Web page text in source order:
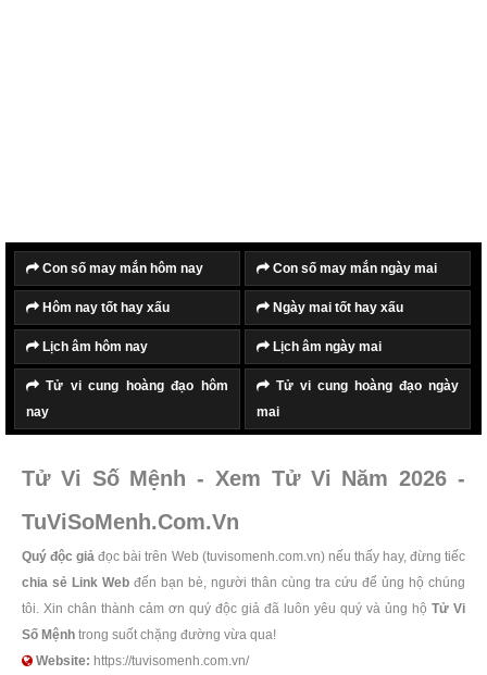
Con số may mắn hôm nay Con số may mắn ngày mai
Hôm nay tốt hay xấu Ngày mai tốt hay xấu
Lịch âm hôm nay Lịch âm ngày mai
Tử vi cung hoàng đạo hôm
nay
Tử vi cung hoàng đạo ngày
mai
Tử Vi Số Mệnh - Xem Tử Vi Năm 2026 -
TuViSoMenh.Com.Vn
Quý độc giả đọc bài trên Web (tuvisomenh.com.vn) nếu thấy hay, đừng tiếc
chia sẻ Link Web đến bạn bè, người thân cùng tra cứu để ủng hộ chúng
tôi. Xin chân thành cảm ơn quý độc giả đã luôn yêu quý và ủng hộ Tử Vi
Số Mệnh trong suốt chặng đường vừa qua!
Website: https://tuvisomenh.com.vn/